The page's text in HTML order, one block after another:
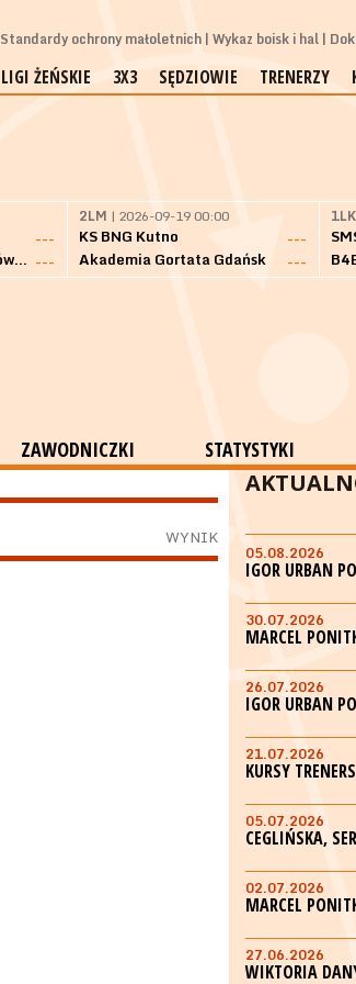
Standardy ochrony małoletnich Wykaz boisk i hal
LIGI ŻEŃSKIE 3X3 SĘDZIOWIE TRENERZY
---
Sokół Grupa Avista Ostrów Maz. ---
2LM | 2026-09-19 00:00
KS BNG Kutno
---
Akademia Gortata Gdańsk
---
1LK
ZAWODNICZKI STATYSTYKI
WYNIK
05.08.2026
IGOR URBAN
30.07.2026
MARCEL
26.07.2026
IGOR URBAN
21.07.2026
KURSY
05.07.2026
CEGLIŃSKA,
02.07.2026
MARCEL
27.06.2026
WIKTORIA